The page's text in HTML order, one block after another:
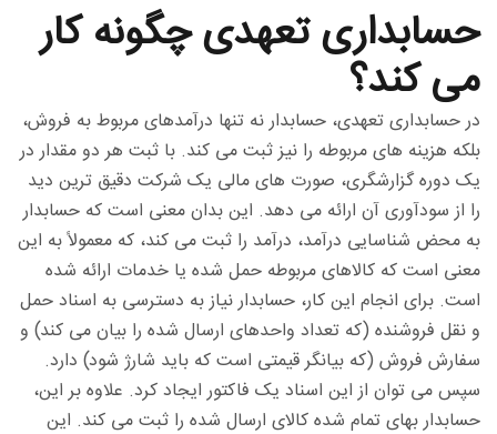
حسابداری تعهدی چگونه کار
می کند؟
در حسابداری تعهدی، حسابدار نه تنها درآمدهای مربوط به فروش،
بلکه هزینه های مربوطه را نیز ثبت می کند. با ثبت هر دو مقدار در
یک دوره گزارشگری، صورت های مالی یک شرکت دقیق ترین دید
را از سودآوری آن ارائه می دهد. این بدان معنی است که حسابدار
به محض شناسایی درآمد، درآمد را ثبت می کند، که معمولاً به این
معنی است که کالاهای مربوطه حمل شده یا خدمات ارائه شده
است. برای انجام این کار، حسابدار نیاز به دسترسی به اسناد حمل
و نقل فروشنده (که تعداد واحدهای ارسال شده را بیان می کند) و
سفارش فروش (که بیانگر قیمتی است که باید شارژ شود) دارد.
سپس می توان از این اسناد یک فاکتور ایجاد کرد. علاوه بر این،
حسابدار بهای تمام شده کالای ارسال شده را ثبت می کند. این